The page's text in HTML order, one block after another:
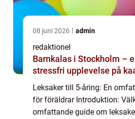
08 juni 2026 admin
redaktionel
Barnkalas i Stockholm –
stressfri upplevelse på
Leksaker till 5-åring: En
för föräldrar Introduktion:
omfattande guide om